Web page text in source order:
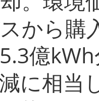
から購
億
に相当